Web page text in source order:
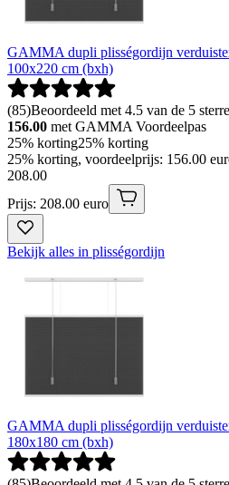
GAMMA dupli plisségordijn
100x220 cm (bxh)
(85)Beoordeeld met 4.5 van de 5
156.00 met GAMMA Voordeelpas
25% korting25% korting
25% korting, voordeelprijs: 156.00
208.00
Prijs: 208.00 euro
Bekijk alles in plisségordijn
GAMMA dupli plisségordijn
180x180 cm (bxh)